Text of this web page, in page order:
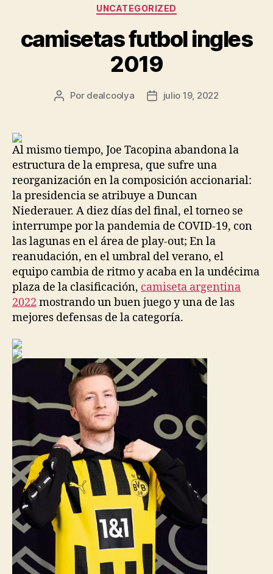
Categorías
UNCATEGORIZED
camisetas futbol ingles
2019
Autor
Por dealcoolya
Fechajulio 19, 2022
Al mismo tiempo, Joe Tacopina abandona la
estructura de la empresa, que sufre una
reorganización en la composición accionarial:
la presidencia se atribuye a Duncan
Niederauer. A diez días del final, el torneo se
interrumpe por la pandemia de COVID-19, con
las lagunas en el área de play-out; En la
reanudación, en el umbral del verano, el
equipo cambia de ritmo y acaba en la undécima
plaza de la clasificación, camiseta argentina
2022 mostrando un buen juego y una de las
mejores defensas de la categoría.